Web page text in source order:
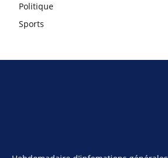
Politique
Sports